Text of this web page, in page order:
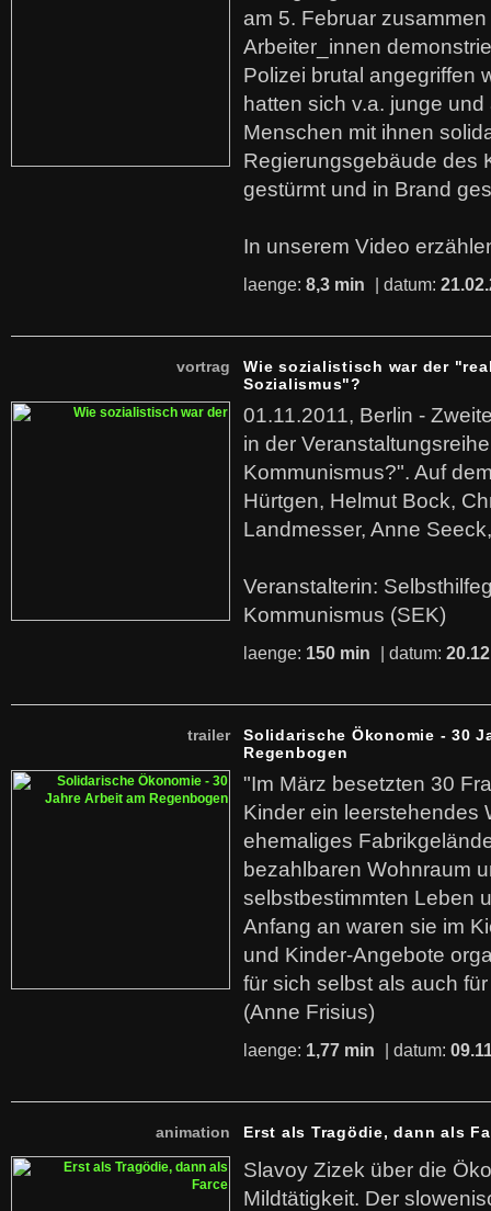
am 5. Februar
Arbeiter_innen
Polizei brutal angegriffen
hatten sich v.a. junge
Menschen mit ihnen
Regierungsgebäude des
gestürmt und in Brand
In unserem Video
laenge: 8,3 min | datum:
vortrag
Wie sozialistisch war der
Sozialismus"?
01.11.2011, Berlin -
in der
Kommunismus?". Auf
Hürtgen, Helmut Bock,
Landmesser, Anne
Veranstalterin:
Kommunismus (SEK)
laenge: 150 min | datum:
trailer
Solidarische Ökonomie - 30
Regenbogen
"Im März besetzten 30
Kinder ein leerstehendes
ehemaliges
bezahlbaren Wohnraum
selbstbestimmten Leben
Anfang an waren sie im
und Kinder-Angebote
für sich selbst als auch
(Anne Frisius)
laenge: 1,77 min | datum:
animation Erst als Tragödie, dann als
Slavoy Zizek über die
Mildtätigkeit. Der